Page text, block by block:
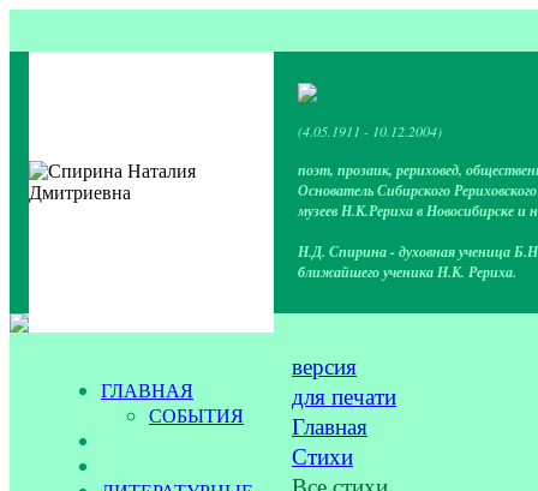
(4.05.1911 - 10.12.2004)
поэт, прозаик, рериховед,
Основатель Сибирского
музеев Н.К.Рериха в Новосибирске и
Н.Д. Спирина - духовная ученица
ближайшего ученика Н.К. Рериха.
ГЛАВНАЯ
СОБЫТИЯ
версия
для печати
Главная
Стихи